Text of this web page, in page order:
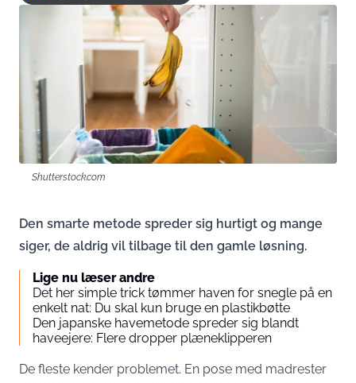
Shutterstock.com
Den smarte metode spreder sig hurtigt og mange
siger, de aldrig vil tilbage til den gamle løsning.
Lige nu læser andre
Det her simple trick tømmer haven for snegle på en
enkelt nat: Du skal kun bruge en plastikbøtte
Den japanske havemetode spreder sig blandt
haveejere: Flere dropper plæneklipperen
De fleste kender problemet. En pose med madrester